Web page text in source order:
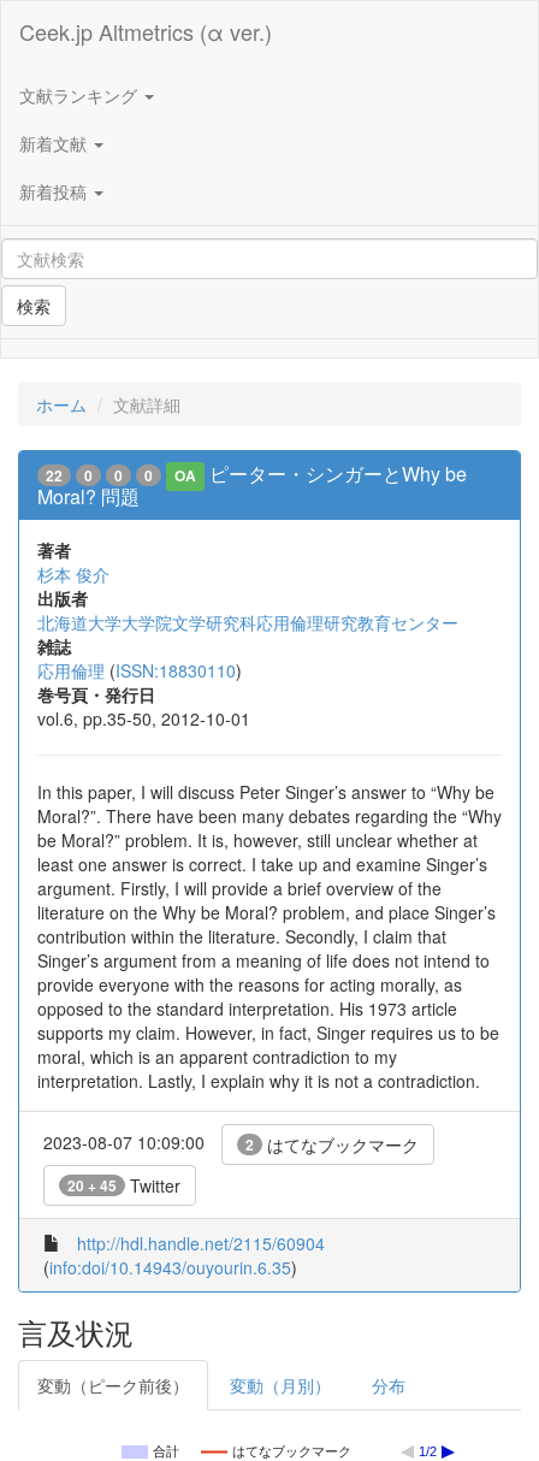
Ceek.jp Altmetrics (α ver.)
文献ランキング
新着文献
新着投稿
検索
ホーム 文献詳細
22 0 0 0 OA
ピーター・シンガーとWhy be
Moral? 問題
著者
杉本 俊介
出版者
北海道大学大学院文学研究科応用倫理研究教育センター
雑誌
応用倫理 (ISSN:18830110)
巻号頁・発行日
vol.6, pp.35-50, 2012-10-01
In this paper, I will discuss Peter Singer’s answer to “Why be
Moral?”. There have been many debates regarding the “Why
be Moral?” problem. It is, however, still unclear whether at
least one answer is correct. I take up and examine Singer’s
argument. Firstly, I will provide a brief overview of the
literature on the Why be Moral? problem, and place Singer’s
contribution within the literature. Secondly, I claim that
Singer’s argument from a meaning of life does not intend to
provide everyone with the reasons for acting morally, as
opposed to the standard interpretation. His 1973 article
supports my claim. However, in fact, Singer requires us to be
moral, which is an apparent contradiction to my
interpretation. Lastly, I explain why it is not a contradiction.
2023-08-07 10:09:00 2 はてなブックマーク
20 + 45 Twitter
http://hdl.handle.net/2115/60904
(info:doi/10.14943/ouyourin.6.35)
言及状況
変動（ピーク前後） 変動（月別） 分布
合計 はてなブックマーク 1/2